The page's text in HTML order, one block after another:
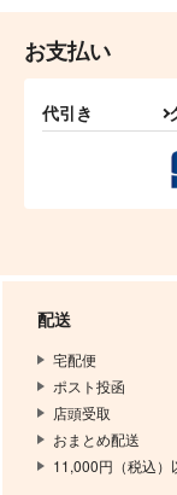
お支払い
代引き
配送
宅配便
ポスト投函
店頭受取
おまとめ配送
11,000円（税込）